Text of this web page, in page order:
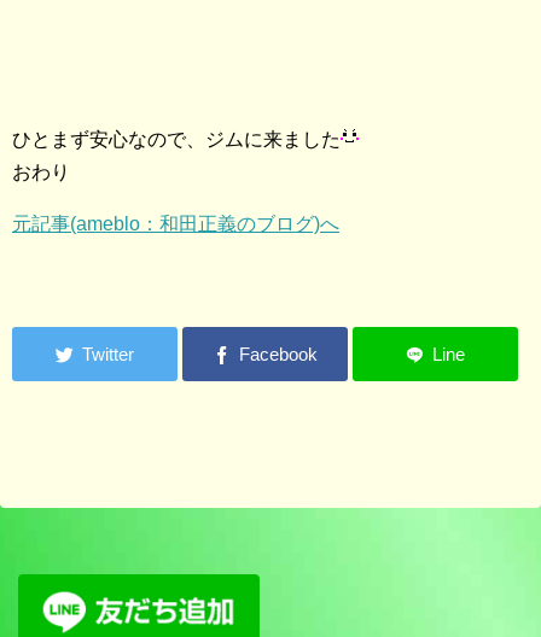
ひとまず安心なので、ジムに来ました
おわり
元記事(ameblo：和田正義のブログ)へ